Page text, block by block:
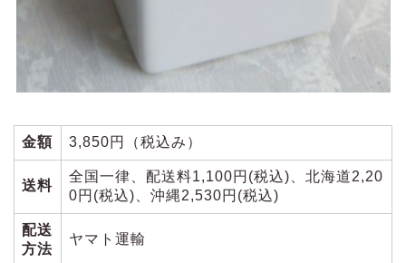
金額 3,850円（税込み）
送料
全国一律、配送料1,100円(税込)、北海道2,20
0円(税込)、沖縄2,530円(税込)
配送
方法
ヤマト運輸